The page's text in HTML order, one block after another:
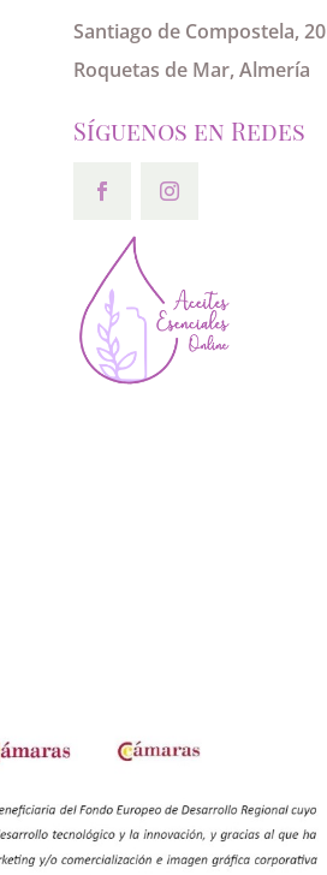
Santiago de Compostela, 20
Roquetas de Mar, Almería
Síguenos en Redes